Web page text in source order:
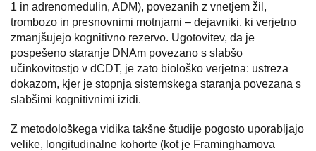
1 in adrenomedulin, ADM), povezanih z vnetjem žil,
trombozo in presnovnimi motnjami – dejavniki, ki verjetno
zmanjšujejo kognitivno rezervo. Ugotovitev, da je
pospešeno staranje DNAm povezano s slabšo
učinkovitostjo v dCDT, je zato biološko verjetna: ustreza
dokazom, kjer je stopnja sistemskega staranja povezana s
slabšimi kognitivnimi izidi.
Z metodološkega vidika takšne študije pogosto uporabljajo
velike, longitudinalne kohorte (kot je Framinghamova